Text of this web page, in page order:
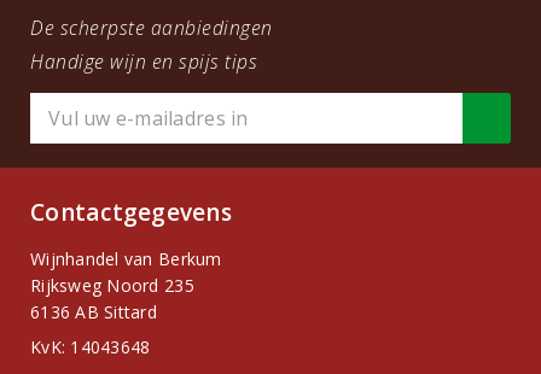
De scherpste aanbiedingen
Handige wijn en spijs tips
Contactgegevens
Wijnhandel van Berkum
Rijksweg Noord 235
6136 AB Sittard
KvK: 14043648